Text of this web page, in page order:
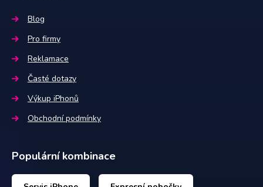
Blog
Pro firmy
Reklamace
Časté dotazy
Výkup iPhonů
Obchodní podmínky
Populární kombinace